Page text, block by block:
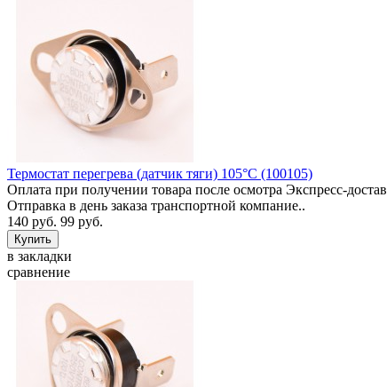
Термостат перегрева (датчик тяги) 105°C (100105)
Оплата при получении товара после осмотра Экспресс-
Отправка в день заказа транспортной компание..
140 руб. 99 руб.
в закладки
сравнение